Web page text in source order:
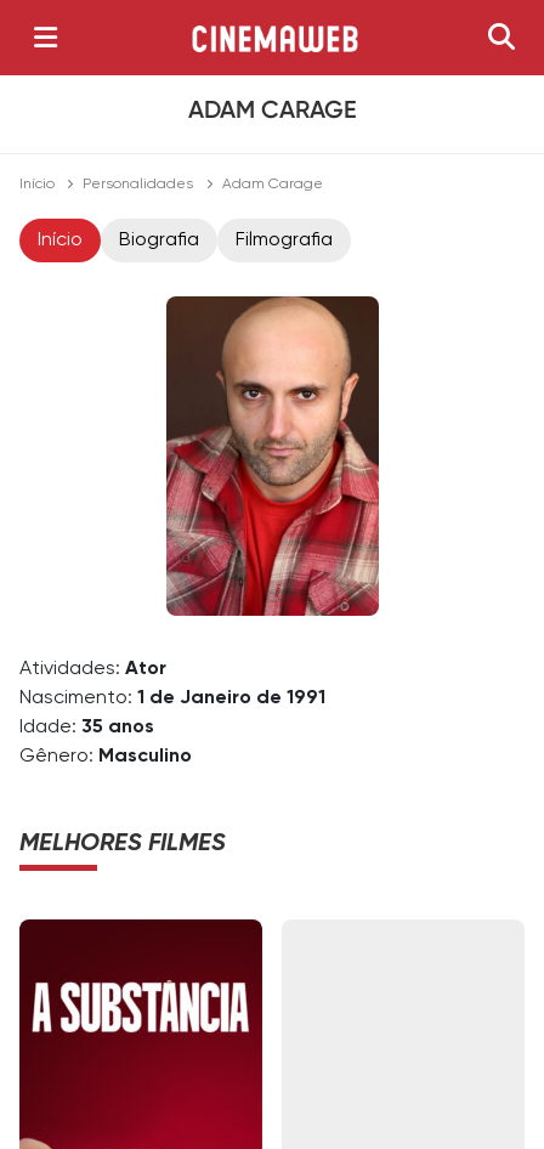
ADAM CARAGE
Início Personalidades Adam Carage
Início Biografia Filmografia
Atividades: Ator
Nascimento: 1 de Janeiro de 1991
Idade: 35 anos
Gênero: Masculino
MELHORES FILMES